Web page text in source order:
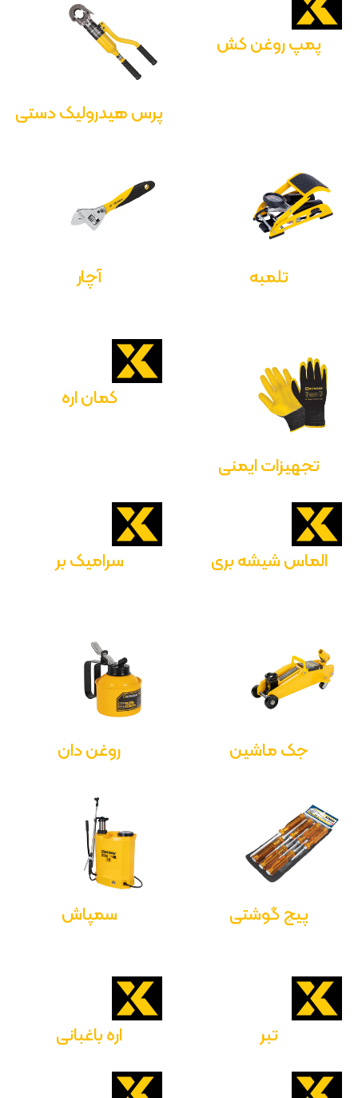
پمپ روغن کش
پرس هیدرولیک دستی
تلمبه آچار
تجهیزات ایمنی
کمان اره
الماس شیشه بری سرامیک بر
جک ماشین روغن دان
پیچ گوشتی سمپاش
تبر اره باغبانی